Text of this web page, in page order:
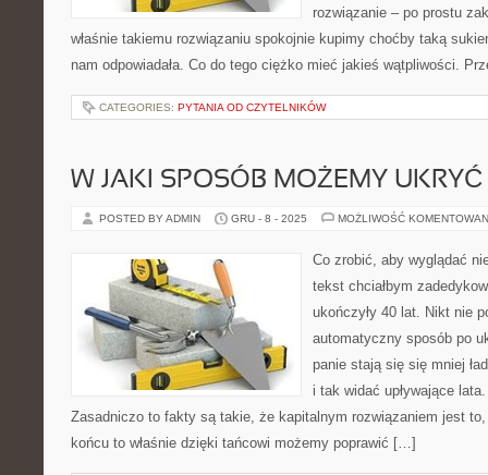
rozwiązanie – po prostu
właśnie takiemu rozwiązaniu spokojnie kupimy choćby taką
nam odpowiadała. Co do tego ciężko mieć jakieś wątpliwości.
CATEGORIES: PYTANIA OD CZYTELNIKÓW
W JAKI SPOSÓB MOŻEMY UKRYĆ
POSTED BY ADMIN GRU - 8 - 2025 MOŻLIWOŚĆ
Co zrobić, aby wyglądać
tekst chciałbym
ukończyły 40 lat. Nikt nie
automatyczny sposób po
panie stają się się mniej
i tak widać upływające
Zasadniczo to fakty są takie, że kapitalnym rozwiązaniem jest
końcu to właśnie dzięki tańcowi możemy poprawić […]